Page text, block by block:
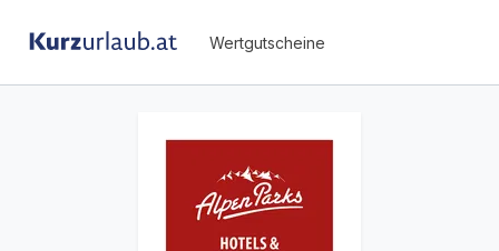
Wertgutscheine